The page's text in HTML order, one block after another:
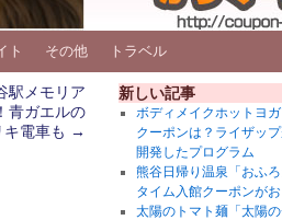
ト その他 トラベル
駅メモリア
青ガエルの
電車も →
新しい記事
ボディメイクホットヨ
クーポンは？ライザッ
開発したプログラム
熊谷日帰り温泉「おふ
タイム入館クーポンが
太陽のトマト麺「太陽